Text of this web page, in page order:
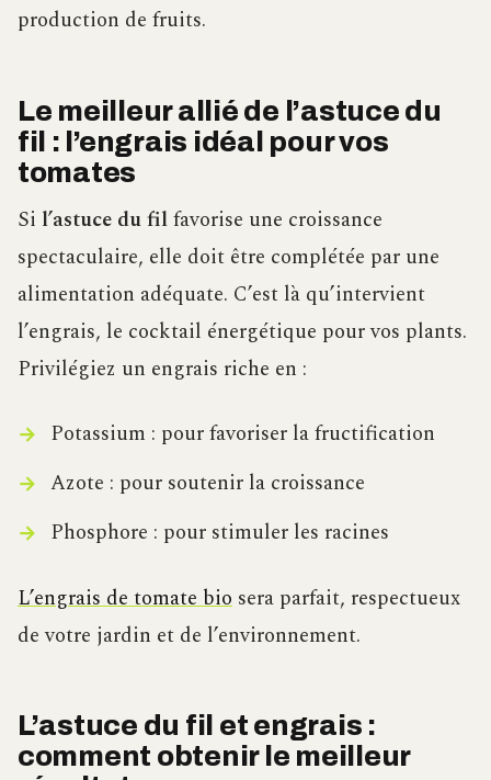
production de fruits.
Le meilleur allié de l’astuce du
fil : l’engrais idéal pour vos
tomates
Si l’astuce du filfavorise une croissance
spectaculaire, elle doit être complétée par une
alimentation adéquate. C’est là qu’intervient
l’engrais, le cocktail énergétique pour vos plants.
Privilégiez un engrais riche en :
Potassium : pour favoriser la fructification
Azote : pour soutenir la croissance
Phosphore : pour stimuler les racines
L’engrais de tomate bio sera parfait, respectueux
de votre jardin et de l’environnement.
L’astuce du fil et engrais :
comment obtenir le meilleur